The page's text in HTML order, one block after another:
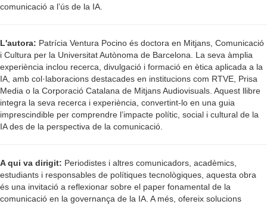
comunicació a l’ús de la IA.
L'autora: Patrícia Ventura Pocino és doctora en Mitjans, Comunicació
i Cultura per la Universitat Autònoma de Barcelona. La seva àmplia
experiència inclou recerca, divulgació i formació en ètica aplicada a la
IA, amb col·laboracions destacades en institucions com RTVE, Prisa
Media o la Corporació Catalana de Mitjans Audiovisuals. Aquest llibre
integra la seva recerca i experiència, convertint-lo en una guia
imprescindible per comprendre l’impacte polític, social i cultural de la
IA des de la perspectiva de la comunicació.
A qui va dirigit: Periodistes i altres comunicadors, acadèmics,
estudiants i responsables de polítiques tecnològiques, aquesta obra
és una invitació a reflexionar sobre el paper fonamental de la
comunicació en la governança de la IA. A més, ofereix solucions